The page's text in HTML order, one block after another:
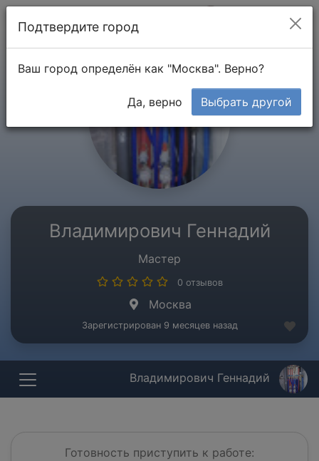
Владимирович Геннадий
Мастер
0 отзывов
Москва
Зарегистрирован 9 месяцев назад
Владимирович Геннадий
Готовность приступить к работе:
Подтвердите город
Ваш город определён как "Москва". Верно?
Да, верно Выбрать другой